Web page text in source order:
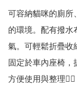
可容納貓咪的廁所
的環境。配有撥水
氣。可輕鬆折疊收
固定於車內座椅，
方便使用與整理👍🏻